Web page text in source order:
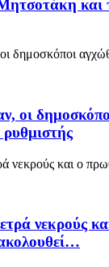
και
οι
ρυθμιστής
νεκρούς